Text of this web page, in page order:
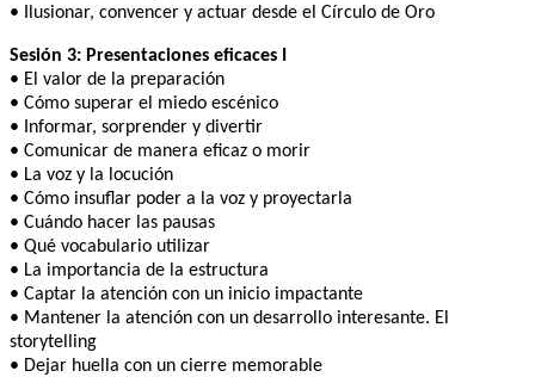
• Ilusionar, convencer y actuar desde el Círculo de Oro
Sesión 3: Presentaciones eficaces I
• El valor de la preparación
• Cómo superar el miedo escénico
• Informar, sorprender y divertir
• Comunicar de manera eficaz o morir
• La voz y la locución
• Cómo insuflar poder a la voz y proyectarla
• Cuándo hacer las pausas
• Qué vocabulario utilizar
• La importancia de la estructura
• Captar la atención con un inicio impactante
• Mantener la atención con un desarrollo interesante. El
storytelling
• Dejar huella con un cierre memorable